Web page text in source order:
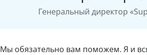
Генеральный директор
Мы обязательно вам поможем. Я и